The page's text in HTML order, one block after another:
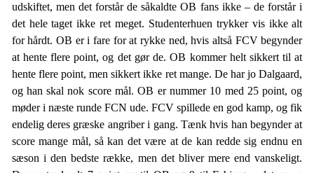
udskiftet, men det forstår de såkaldte OB fans ikke – de forstår i
det hele taget ikke ret meget. Studenterhuen trykker vis ikke alt
for hårdt. OB er i fare for at rykke ned, hvis altså FCV begynder
at hente flere point, og det gør de. OB kommer helt sikkert til at
hente flere point, men sikkert ikke ret mange. De har jo Dalgaard,
og han skal nok score mål. OB er nummer 10 med 25 point, og
møder i næste runde FCN ude. FCV spillede en god kamp, og fik
endelig deres græske angriber i gang. Tænk hvis han begynder at
score mange mål, så kan det være at de kan redde sig endnu en
sæson i den bedste række, men det bliver mere end vanskeligt.